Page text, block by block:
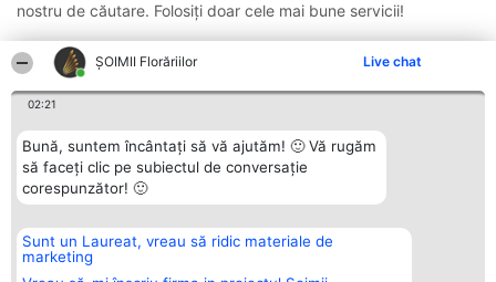
ȘOIMII Florăriilor Live chat
02:21
Bună, suntem încântați să vă ajutăm! 🙂 Vă rugăm
să faceți clic pe subiectul de conversație
corespunzător! 🙂
Sunt un Laureat, vreau să ridic materiale de
marketing
nostru de căutare. Folosiți doar cele mai bune servicii!
Organizator Ranking
BRIGHT SOLUTIONS BR SRL
Aleea Timisul De Sus 2 Bl. A30
Plebiscyt
Lista Tuturor
Contact